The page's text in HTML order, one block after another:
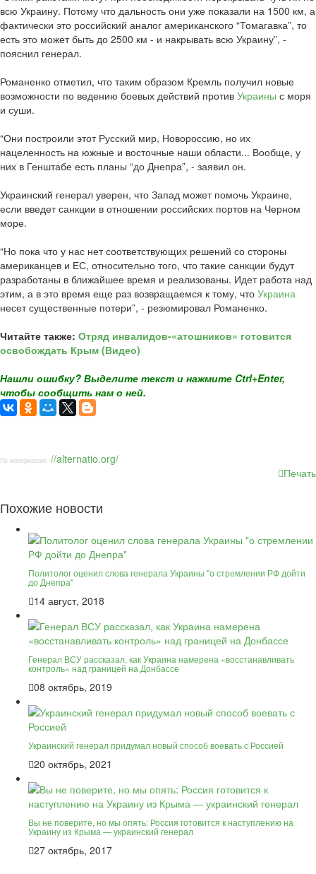
всю Украину. Потому что дальность они уже показали на 1500 км, а
фактически это российский аналог американского “Томагавка”, то
есть это может быть до 2500 км - и накрывать всю Украину”, -
пояснил генерал.
Романенко отметил, что таким образом Кремль получил новые
возможности по ведению боевых действий против Украины с моря
и суши.
“Они построили этот Русский мир, Новороссию, но их
нацеленность на южные и восточные наши области... Вообще, у
них в Генштабе есть планы “до Днепра”, - заявил он.
Украинский генерал уверен, что Запад может помочь Украине,
если введет санкции в отношении российских портов на Черном
море.
“Но пока что у нас нет соответствующих решений со стороны
американцев и ЕС, относительно того, что такие санкции будут
разработаны в ближайшее время и реализованы. Идет работа над
этим, а в это время еще раз возвращаемся к тому, что Украина
несет существенные потери”, - резюмировал Романенко.
Читайте также: Отряд инвалидов-«атошников» готовится
освобождать Крым (Видео)
Нашли ошибку? Выделите текст и нажмите Ctrl+Enter,
чтобы сообщить нам о ней.
По материалам: //alternatio.org/
Печать
Похожие новости
Политолог оценил слова генерала Украины "о стремлении РФ дойти
до Днепра"
14 август, 2018
Генерал ВСУ рассказал, как Украина намерена «восстанавливать
контроль» над границей на Донбассе
08 октябрь, 2019
Украинский генерал придумал новый способ воевать с Россией
20 октябрь, 2021
Вы не поверите, но мы опять: Россия готовится к наступлению на
Украину из Крыма — украинский генерал
27 октябрь, 2017